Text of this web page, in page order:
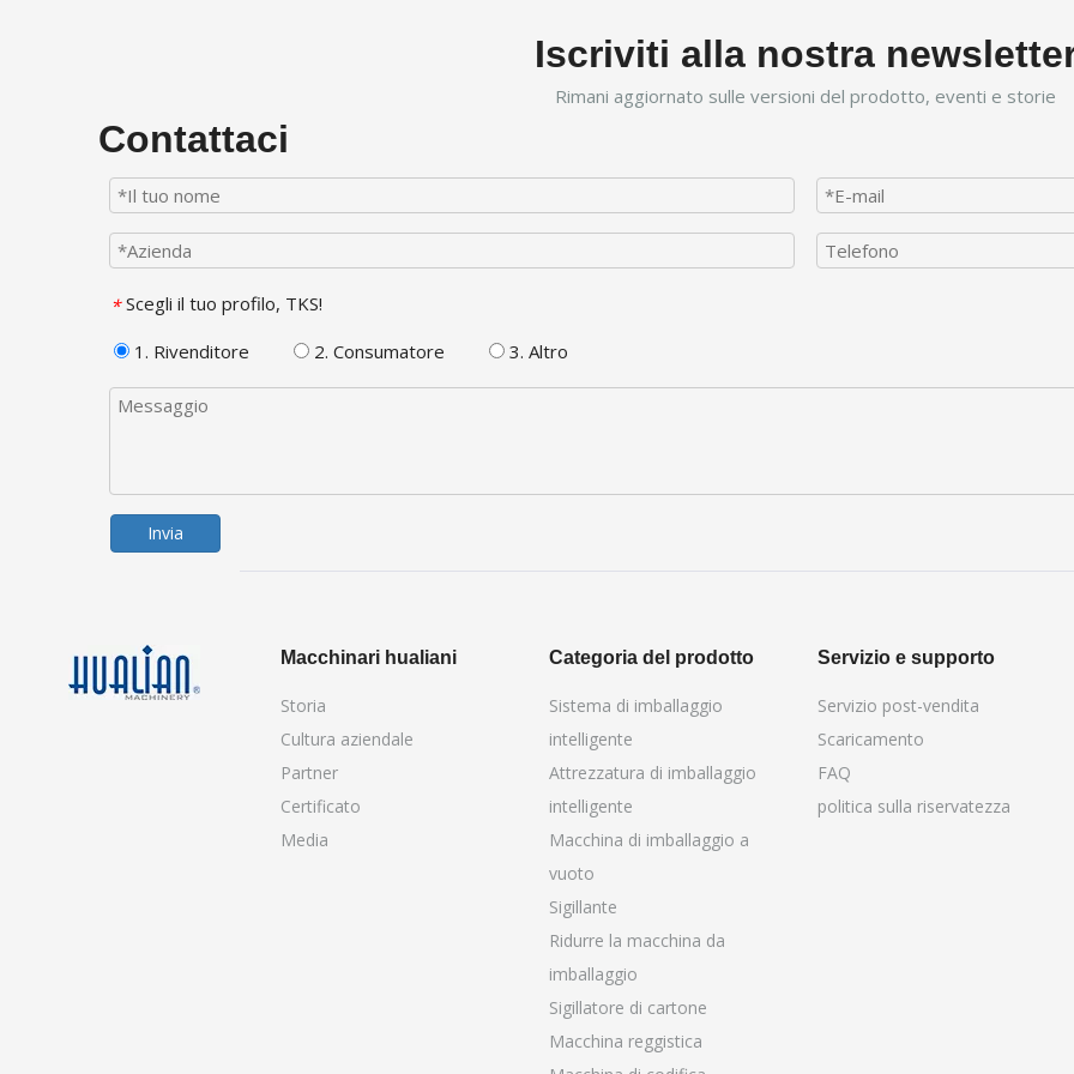
Iscriviti alla nostra
Rimani aggiornato sulle versioni del prodotto, eventi e storie
Contattaci
* Scegli il tuo profilo, TKS!
1. Rivenditore
2. Consumatore 3. Altro
Invia
Macchinari hualiani
Storia
Cultura aziendale
Partner
Certificato
Media
Categoria del prodotto
Sistema di imballaggio
intelligente
Attrezzatura di imballaggio
intelligente
Macchina di imballaggio a
vuoto
Sigillante
Ridurre la macchina da
imballaggio
Sigillatore di cartone
Macchina reggistica
Servizio e supporto
Servizio post-vendita
Scaricamento
FAQ
politica sulla riservatezza